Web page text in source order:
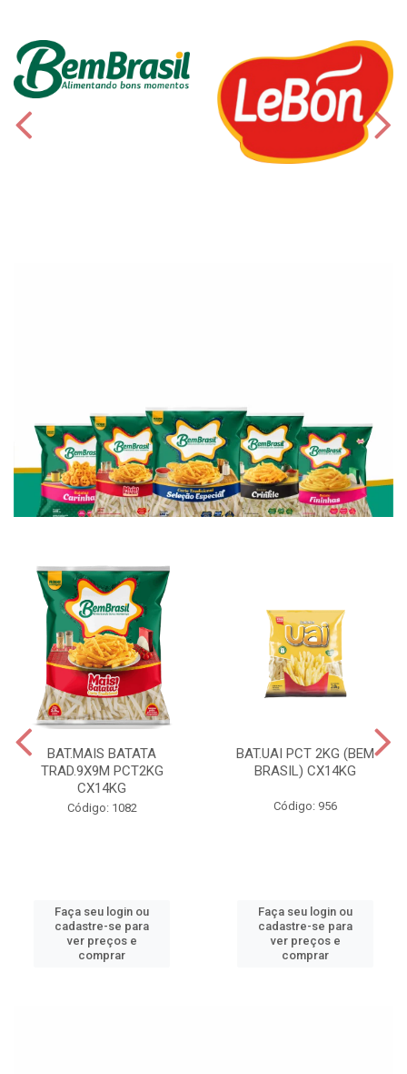
BAT.MAIS BATATA
TRAD.9X9M PCT2KG
CX14KG
Código: 1082
Faça seu login ou
cadastre-se para
ver preços e
comprar
BAT.UAI PCT 2KG (BEM
BRASIL) CX14KG
Código: 956
Faça seu login ou
cadastre-se para
ver preços e
comprar